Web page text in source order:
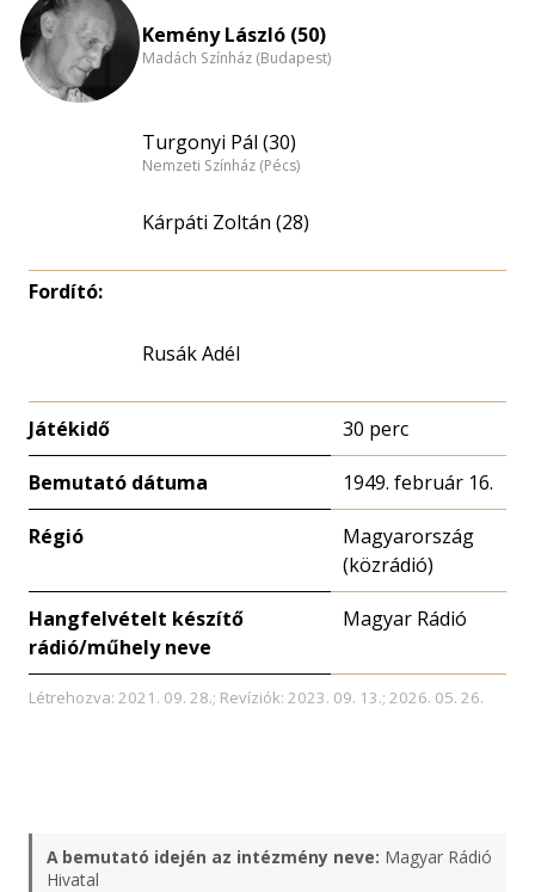
Kemény László (50)
Madách Színház (Budapest)
Turgonyi Pál (30)
Nemzeti Színház (Pécs)
Kárpáti Zoltán (28)
Fordító:
Rusák Adél
Játékidő 30 perc
Bemutató dátuma 1949. február 16.
Régió
Magyarország
(közrádió)
Hangfelvételt készítő
rádió/műhely neve
Magyar Rádió
Létrehozva: 2021. 09. 28.; Revíziók: 2023. 09. 13.; 2026. 05. 26.
A bemutató idején az intézmény neve: Magyar Rádió
Hivatal